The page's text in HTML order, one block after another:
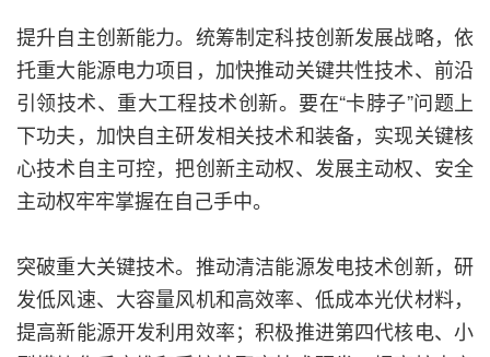
提升自主创新能力。统筹制定科技创新发展战略，依
托重大能源电力项目，加快推动关键共性技术、前沿
引领技术、重大工程技术创新。要在“卡脖子”问题上
下功夫，加快自主研发相关技术和装备，实现关键核
心技术自主可控，把创新主动权、发展主动权、安全
主动权牢牢掌握在自己手中。
突破重大关键技术。推动清洁能源发电技术创新，研
发低风速、大容量风机和高效率、低成本光伏材料，
提高新能源开发利用效率；积极推进第四代核电、小